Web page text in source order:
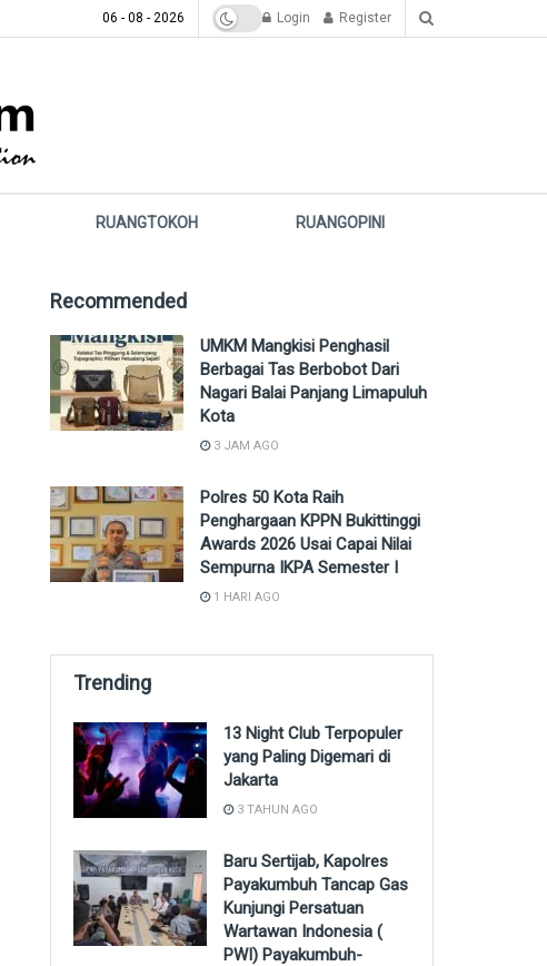
06 - 08 - 2026 Login Register
RUANGTOKOH RUANGOPINI
Recommended
UMKM Mangkisi Penghasil
Berbagai Tas Berbobot Dari
Nagari Balai Panjang Limapuluh
Kota
3 JAM AGO
Polres 50 Kota Raih
Penghargaan KPPN Bukittinggi
Awards 2026 Usai Capai Nilai
Sempurna IKPA Semester I
1 HARI AGO
Trending
13 Night Club Terpopuler
yang Paling Digemari di
Jakarta
3 TAHUN AGO
Baru Sertijab, Kapolres
Payakumbuh Tancap Gas
Kunjungi Persatuan
Wartawan Indonesia (
PWI) Payakumbuh-